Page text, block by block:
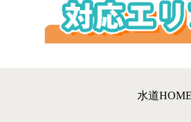
水道